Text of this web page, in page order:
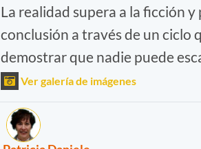
La realidad supera a la ficción
conclusión a través de un ciclo
demostrar que nadie puede
Ver galería de imágenes